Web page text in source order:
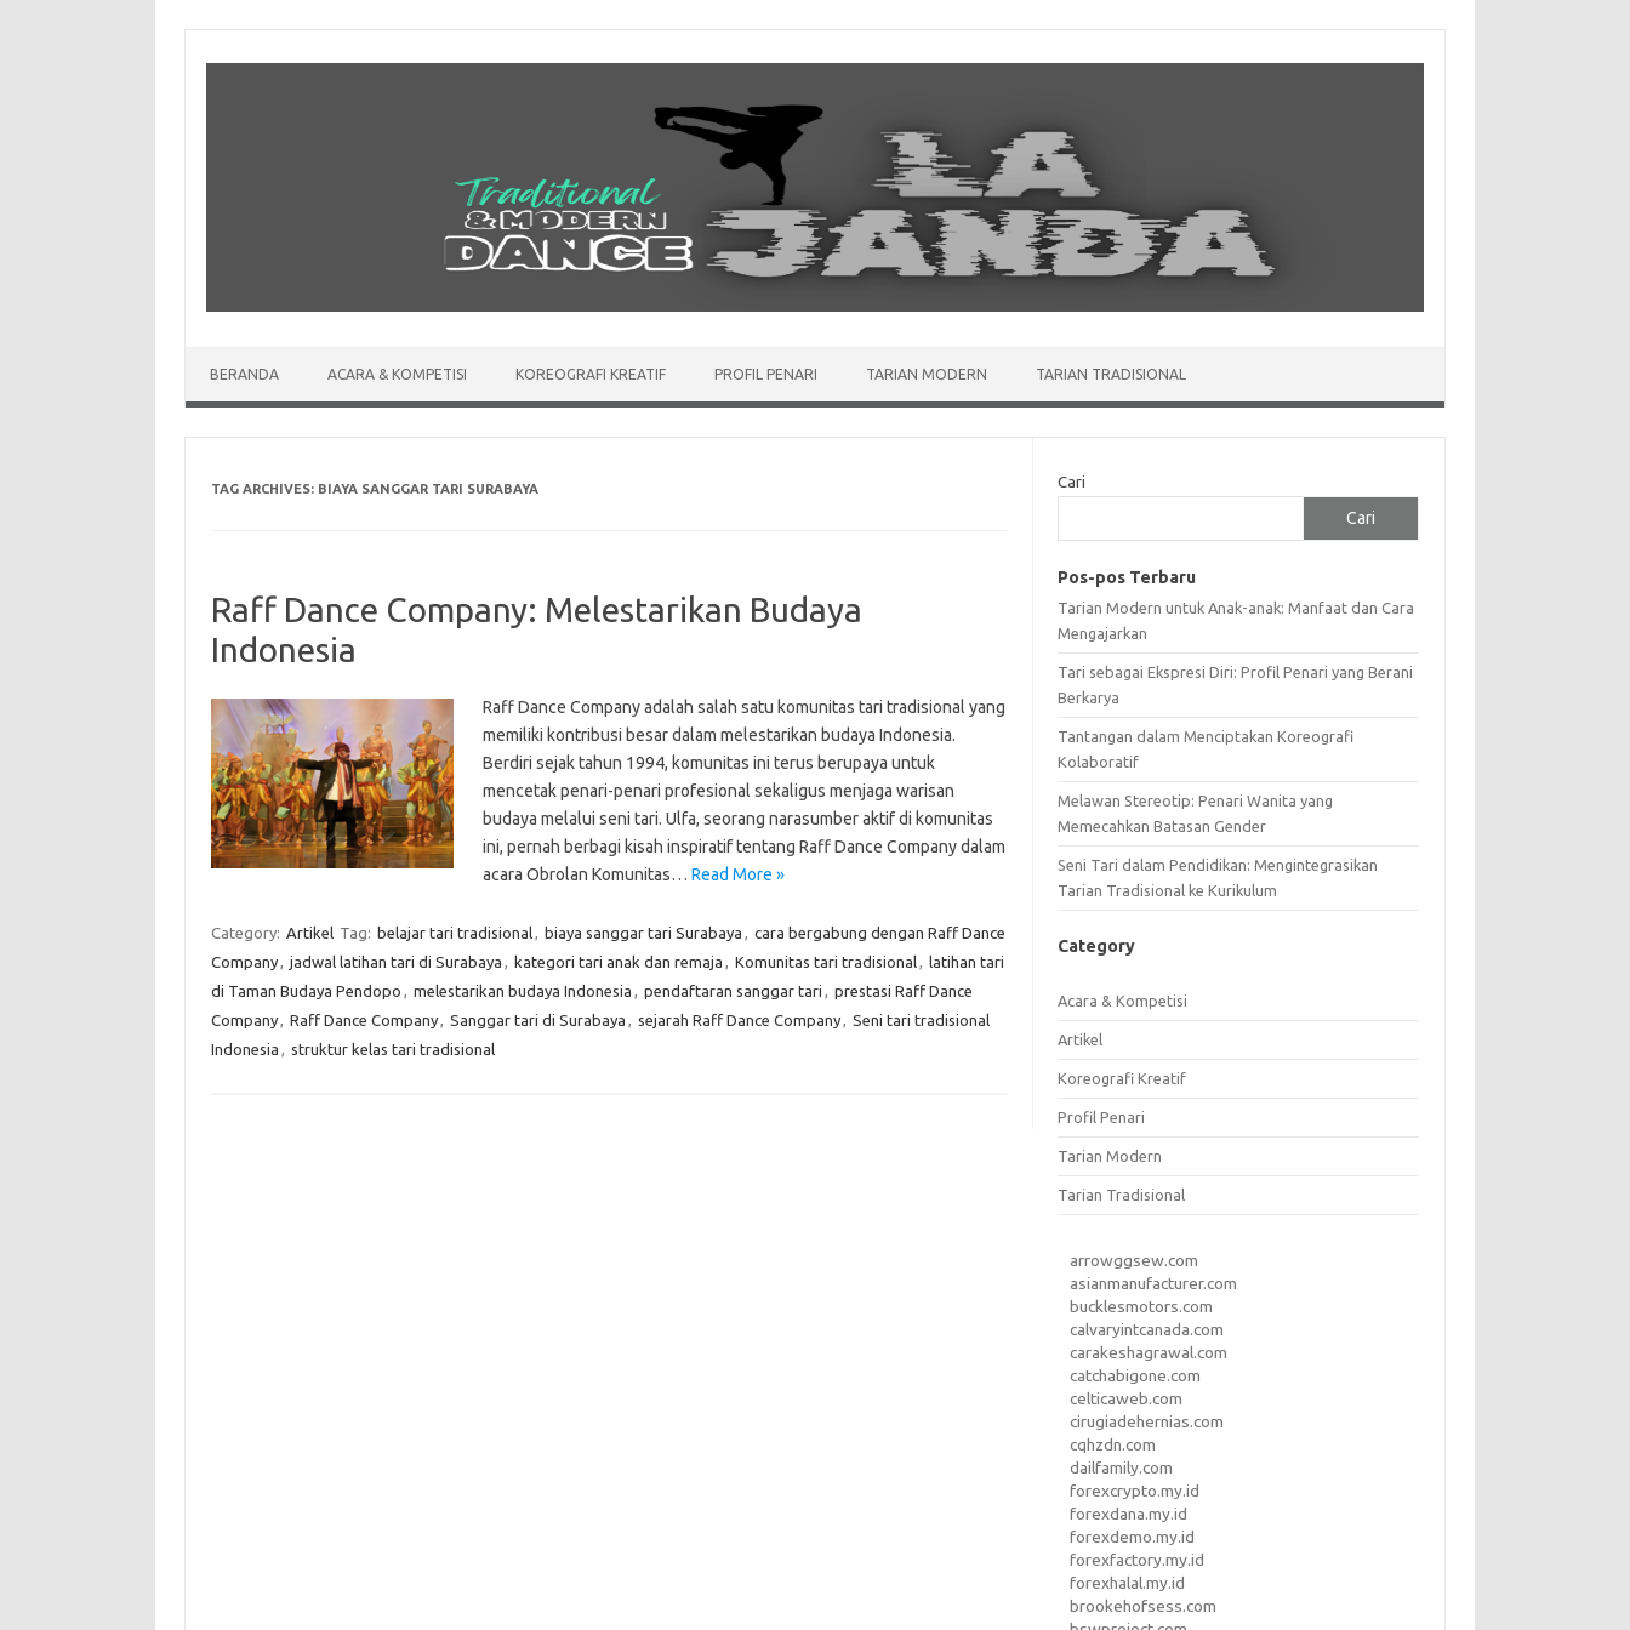
BERANDA ACARA & KOMPETISI KOREOGRAFI KREATIF PROFIL PENARI TARIAN MODERN TARIAN TRADISIONAL
TAG ARCHIVES: BIAYA SANGGAR TARI SURABAYA
Raff Dance Company: Melestarikan Budaya
Indonesia
Raff Dance Company adalah salah satu komunitas tari tradisional yang
memiliki kontribusi besar dalam melestarikan budaya Indonesia.
Berdiri sejak tahun 1994, komunitas ini terus berupaya untuk
mencetak penari-penari profesional sekaligus menjaga warisan
budaya melalui seni tari. Ulfa, seorang narasumber aktif di komunitas
ini, pernah berbagi kisah inspiratif tentang Raff Dance Company dalam
acara Obrolan Komunitas… Read More »
Category: Artikel Tag: belajar tari tradisional biaya sanggar tari Surabaya
cara bergabung dengan Raff Dance
Company
jadwal latihan tari di Surabaya kategori tari anak dan remaja Komunitas tari tradisional
latihan tari
di Taman Budaya Pendopo
melestarikan budaya Indonesia pendaftaran sanggar tari
prestasi Raff Dance
Company
Raff Dance Company Sanggar tari di Surabaya sejarah Raff Dance Company
Seni tari tradisional
Indonesia
struktur kelas tari tradisional
Cari
Cari
Pos-pos Terbaru
Tarian Modern untuk Anak-anak: Manfaat dan Cara
Mengajarkan
Tari sebagai Ekspresi Diri: Profil Penari yang Berani
Berkarya
Tantangan dalam Menciptakan Koreografi
Kolaboratif
Melawan Stereotip: Penari Wanita yang
Memecahkan Batasan Gender
Seni Tari dalam Pendidikan: Mengintegrasikan
Tarian Tradisional ke Kurikulum
Category
Acara & Kompetisi
Artikel
Koreografi Kreatif
Profil Penari
Tarian Modern
Tarian Tradisional
arrowggsew.com
asianmanufacturer.com
bucklesmotors.com
calvaryintcanada.com
carakeshagrawal.com
catchabigone.com
celticaweb.com
cirugiadehernias.com
cqhzdn.com
dailfamily.com
forexcrypto.my.id
forexdana.my.id
forexdemo.my.id
forexfactory.my.id
forexhalal.my.id
brookehofsess.com